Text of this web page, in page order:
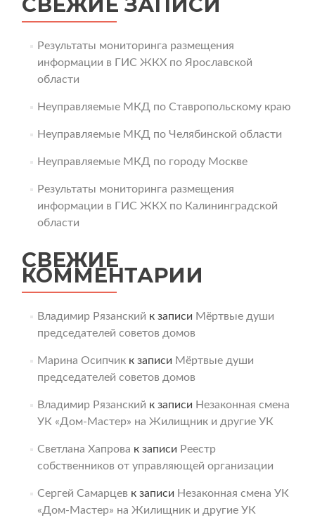
Результаты мониторинга размещения
информации в ГИС ЖКХ по Ярославской
области
Неуправляемые МКД по Ставропольскому краю
Неуправляемые МКД по Челябинской области
Неуправляемые МКД по городу Москве
Результаты мониторинга размещения
информации в ГИС ЖКХ по Калининградской
области
СВЕЖИЕ
КОММЕНТАРИИ
Владимир Рязанский к записи Мёртвые души
председателей советов домов
Марина Осипчикк записи Мёртвые души
председателей советов домов
Владимир Рязанский к записи Незаконная смена
УК «Дом-Мастер» на Жилищник и другие УК
Светлана Хапрова к записи Реестр
собственников от управляющей организации
Сергей Самарцевк записи Незаконная смена УК
«Дом-Мастер» на Жилищник и другие УК